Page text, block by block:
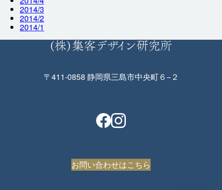
2014/3
2014/2
2014/1
〒411-0858 静岡県三島市中央町６−２
お問い合わせはこちら